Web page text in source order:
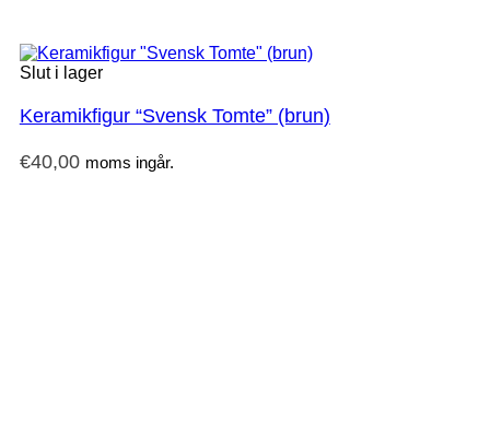
Slut i lager
Keramikfigur “Svensk Tomte” (brun)
€40,00 moms ingår.